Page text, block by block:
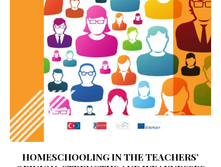
HOMESCHOOLING IN THE TEACHERS’